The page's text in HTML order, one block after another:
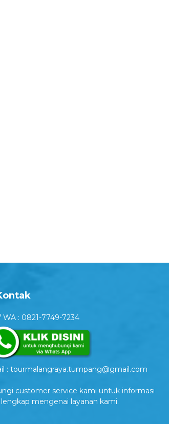
WA : 0821-7749-7234
: tourmalangraya.tumpang@gmail.com
customer service kami untuk informasi
mengenai layanan kami.